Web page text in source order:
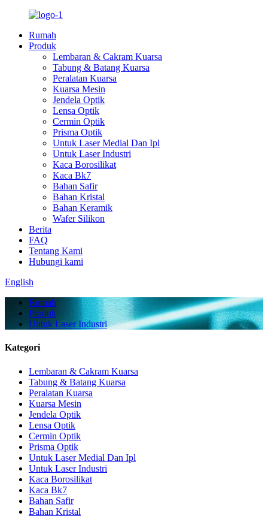
Rumah
Produk
Lembaran & Cakram Kuarsa
Tabung & Batang Kuarsa
Peralatan Kuarsa
Kuarsa Mesin
Jendela Optik
Lensa Optik
Cermin Optik
Prisma Optik
Untuk Laser Medial Dan Ipl
Untuk Laser Industri
Kaca Borosilikat
Kaca Bk7
Bahan Safir
Bahan Kristal
Bahan Keramik
Wafer Silikon
Berita
FAQ
Tentang Kami
Hubungi kami
English
Rumah
Produk
Untuk Laser Industri
Kategori
Lembaran & Cakram Kuarsa
Tabung & Batang Kuarsa
Peralatan Kuarsa
Kuarsa Mesin
Jendela Optik
Lensa Optik
Cermin Optik
Prisma Optik
Untuk Laser Medial Dan Ipl
Untuk Laser Industri
Kaca Borosilikat
Kaca Bk7
Bahan Safir
Bahan Kristal